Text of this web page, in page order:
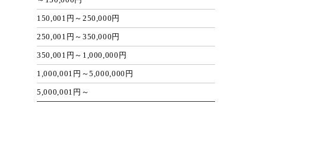
150,001円～250,000円
250,001円～350,000円
350,001円～1,000,000円
1,000,001円～5,000,000円
5,000,001円～